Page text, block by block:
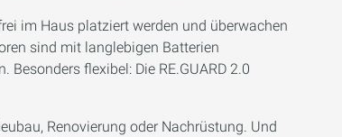
im Haus platziert werden und überwachen
sind mit langlebigen Batterien
flexibel: Die RE.GUARD 2.0
Renovierung oder Nachrüstung. Und